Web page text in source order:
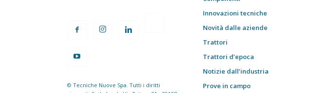
© Tecniche Nuove Spa. Tutti i diritti
Innovazioni tecniche
Novità dalle aziende
Trattori
Trattori d’epoca
Notizie dall’industria
Prove in campo